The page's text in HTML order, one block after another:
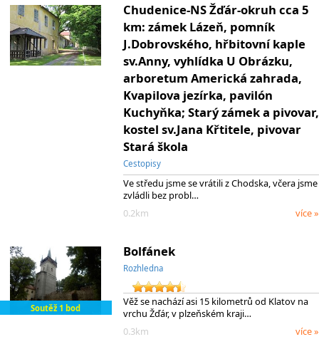
Chudenice-NS Žďár-okruh cca 5
km: zámek Lázeň, pomník
J.Dobrovského, hřbitovní kaple
sv.Anny, vyhlídka U Obrázku,
arboretum Americká zahrada,
Kvapilova jezírka, pavilón
Kuchyňka; Starý zámek a pivovar,
kostel sv.Jana Křtitele, pivovar
Stará škola
Cestopisy
Ve středu jsme se vrátili z Chodska, včera jsme
zvládli bez probl…
0.2km
více »
Soutěž 1 bod
Bolfánek
Rozhledna
Věž se nachází asi 15 kilometrů od Klatov na
vrchu Žďár, v plzeňském kraji…
0.3km
více »